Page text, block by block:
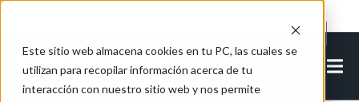
Este sitio web almacena cookies en tu PC, las cuales se
utilizan para recopilar información acerca de tu
interacción con nuestro sitio web y nos permite
ES-ES